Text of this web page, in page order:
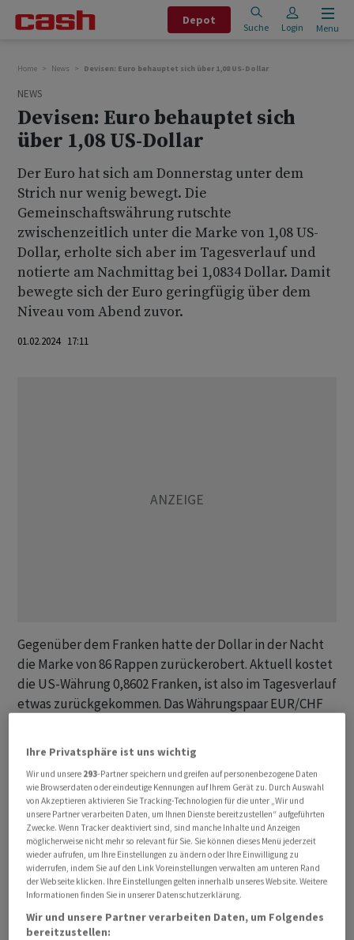
Depot
Suche Login Menu
Home News Devisen: Euro behauptet sich über 1,08 US-Dollar
NEWS
Devisen: Euro behauptet sich
über 1,08 US-Dollar
Der Euro hat sich am Donnerstag unter dem
Strich nur wenig bewegt. Die
Gemeinschaftswährung rutschte
zwischenzeitlich unter die Marke von 1,08 US-
Dollar, erholte sich aber im Tagesverlauf und
notierte am Nachmittag bei 1,0834 Dollar. Damit
bewegte sich der Euro geringfügig über dem
Niveau vom Abend zuvor.
01.02.2024 17:11
Gegenüber dem Franken hatte der Dollar in der Nacht
die Marke von 86 Rappen zurückerobert. Aktuell kostet
die US-Währung 0,8602 Franken, ist also im Tagesverlauf
etwas zurückgekommen. Das Währungspaar EUR/CHF
Handel.
Der Dollar hatte vor allem im frühen Handel noch von
Äusserungen aus der US-Notenbank am Vorabend
profitiert. Das Fed hatte den Leitzins erwartungsgemäss
stabil gehalten und Erwartungen auf rasche
Zinssenkungen gedämpft. Eine Reduzierung auf der
kommenden Sitzung im März sei unwahrscheinlich,
hatte der Notenbank-Vorsitzende Jerome Powell aber
zudem gesagt.
Ihre Privatsphäre ist uns wichtig
Wir und unsere 293-Partner speichern und greifen auf personenbezogene Daten
wie Browserdaten oder eindeutige Kennungen auf Ihrem Gerät zu. Durch Auswahl
von Akzeptieren aktivieren Sie Tracking-Technologien für die unter „Wir und
unsere Partner verarbeiten Daten, um Ihnen Dienste bereitzustellen“ aufgeführten
Zwecke. Wenn Tracker deaktiviert sind, sind manche Inhalte und Anzeigen
möglicherweise nicht mehr so relevant für Sie. Sie können dieses Menü jederzeit
wieder aufrufen, um Ihre Einstellungen zu ändern oder Ihre Einwilligung zu
widerrufen, indem Sie auf den Link Voreinstellungen verwalten am unteren Rand
der Webseite klicken. Ihre Einstellungen gelten innerhalb unseres Website. Weitere
Informationen finden Sie in unserer Datenschutzerklärung.
Wir und unsere Partner verarbeiten Daten, um Folgendes
bereitzustellen: